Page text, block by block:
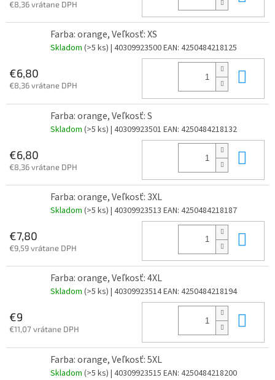
€8,36 vrátane DPH
Farba: orange, Veľkosť: XS
Skladom (>5 ks) | 40309923500EAN: 4250484218125
€6,80
€8,36 vrátane DPH
Farba: orange, Veľkosť: S
Skladom (>5 ks) | 40309923501 EAN: 4250484218132
€6,80
€8,36 vrátane DPH
Farba: orange, Veľkosť: 3XL
Skladom (>5 ks) | 40309923513 EAN: 4250484218187
€7,80
€9,59 vrátane DPH
Farba: orange, Veľkosť: 4XL
Skladom (>5 ks) | 40309923514EAN: 4250484218194
€9
€11,07 vrátane DPH
Farba: orange, Veľkosť: 5XL
Skladom (>5 ks) | 40309923515 EAN: 4250484218200